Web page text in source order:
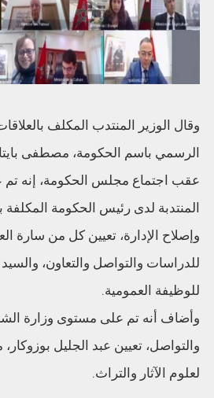
وقال الوزير المنتدب المكلف
الرسمي باسم الحكومة، مصطفى
عقب اجتماع مجلس الحكومة، إنه تم
المنتدبة لدى رئيس الحكومة المكلفة
وإصلاح الإدارة، تعيين كل من سارة
للدراسات والتواصل والتعاون، والسيد
للوظيفة العمومية.
وأضاف أنه تم على مستوى وزارة
والتواصل، تعيين عبد الجليل
لعلوم الآثار والتراث.